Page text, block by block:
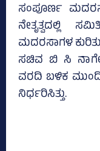
ಸಂಪೂರ್ಣ
ನೇತೃತ್ವದಲ್ಲಿ
ಮದರಸಾಗಳ
ಸಚಿವ ಬಿ ಸಿ
ವರದಿ ಬಳಿಕ
ನಿರ್ಧರಿಸಿತ್ತು.